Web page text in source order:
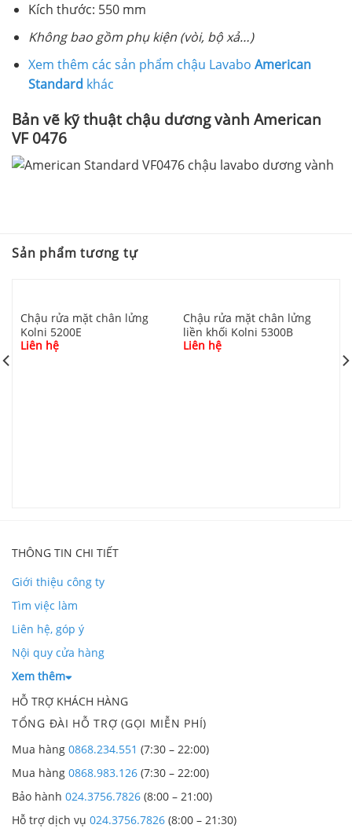
Kích thước: 550 mm
Không bao gồm phụ kiện (vòi, bộ xả…)
Xem thêm các sản phẩm chậu Lavabo American
Standard khác
Bản vẽ kỹ thuật chậu dương vành American
VF 0476
Sản phẩm tương tự
Chậu rửa mặt chân lửng
Kolni 5200E
Liên hệ
Chậu rửa mặt chân lửng
liền khối Kolni 5300B
Liên hệ
THÔNG TIN CHI TIẾT
Giới thiệu công ty
Tìm việc làm
Liên hệ, góp ý
Nội quy cửa hàng
Xem thêm
HỖ TRỢ KHÁCH HÀNG
TỔNG ĐÀI HỖ TRỢ (GỌI MIỄN PHÍ)
Mua hàng 0868.234.551 (7:30 – 22:00)
Mua hàng 0868.983.126 (7:30 – 22:00)
Bảo hành 024.3756.7826 (8:00 – 21:00)
Hỗ trợ dịch vụ 024.3756.7826 (8:00 – 21:30)